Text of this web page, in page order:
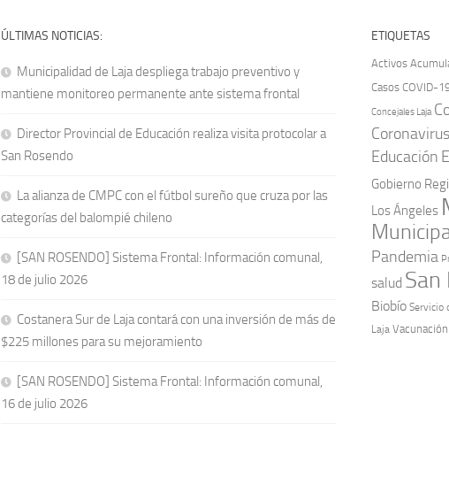
ÚLTIMAS NOTICIAS:
Municipalidad de Laja despliega trabajo preventivo y
mantiene monitoreo permanente ante sistema frontal
Director Provincial de Educación realiza visita protocolar a
San Rosendo
La alianza de CMPC con el fútbol sureño que cruza por las
categorías del balompié chileno
[SAN ROSENDO] Sistema Frontal: Información comunal,
18 de julio 2026
Costanera Sur de Laja contará con una inversión de más de
$225 millones para su mejoramiento
[SAN ROSENDO] Sistema Frontal: Información comunal,
16 de julio 2026
ETIQUETAS
Activos
Casos COVID-
Concejales Laja
Coronavirus
Educación
Gobierno
Los Ángeles
Pandemia
salud San
Biobío Servicio
Laja Vacunación